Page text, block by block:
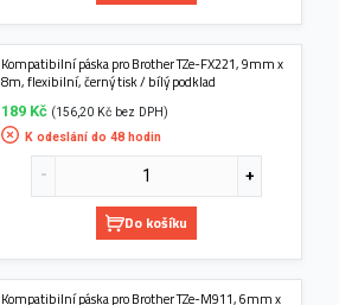
Kompatibilní páska pro Brother TZe-FX221, 9mm x
8m, flexibilní, černý tisk / bílý podklad
189 Kč (156,20 Kč bez DPH)
K odeslání do 48 hodin
Do košíku
Kompatibilní páska pro Brother TZe-M911, 6mm x